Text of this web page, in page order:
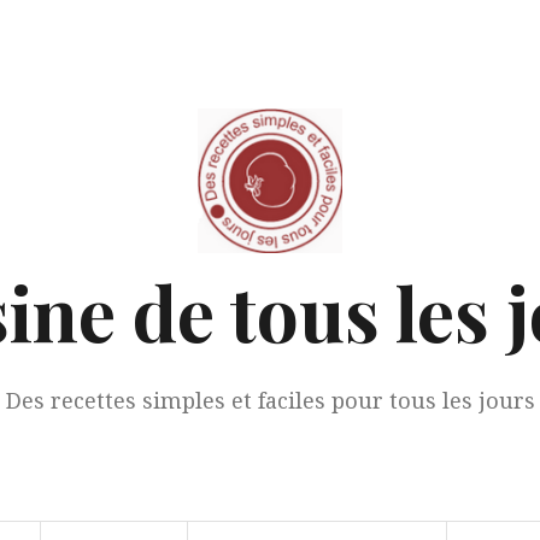
de tous les
Des recettes simples et faciles pour tous les jours